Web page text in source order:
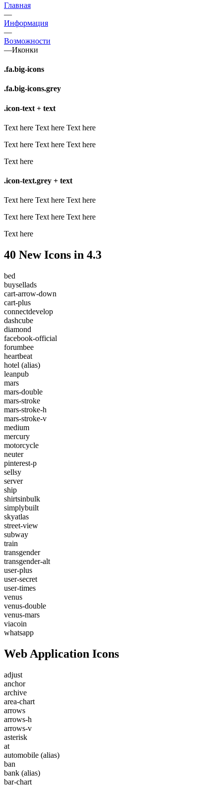
Главная
—
Информация
—
Возможности
—Иконки
.fa.big-icons
.fa.big-icons.grey
.icon-text + text
Text here Text here Text here
Text here Text here Text here
Text here
.icon-text.grey + text
Text here Text here Text here
Text here Text here Text here
Text here
40 New Icons in 4.3
bed
buysellads
cart-arrow-down
cart-plus
connectdevelop
dashcube
diamond
facebook-official
forumbee
heartbeat
hotel (alias)
leanpub
mars
mars-double
mars-stroke
mars-stroke-h
mars-stroke-v
medium
mercury
motorcycle
neuter
pinterest-p
sellsy
server
ship
shirtsinbulk
simplybuilt
skyatlas
street-view
subway
train
transgender
transgender-alt
user-plus
user-secret
user-times
venus
venus-double
venus-mars
viacoin
whatsapp
Web Application Icons
adjust
anchor
archive
area-chart
arrows
arrows-h
arrows-v
asterisk
at
automobile (alias)
ban
bank (alias)
bar-chart